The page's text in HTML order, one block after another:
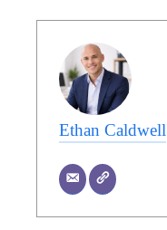
Ethan Caldwell